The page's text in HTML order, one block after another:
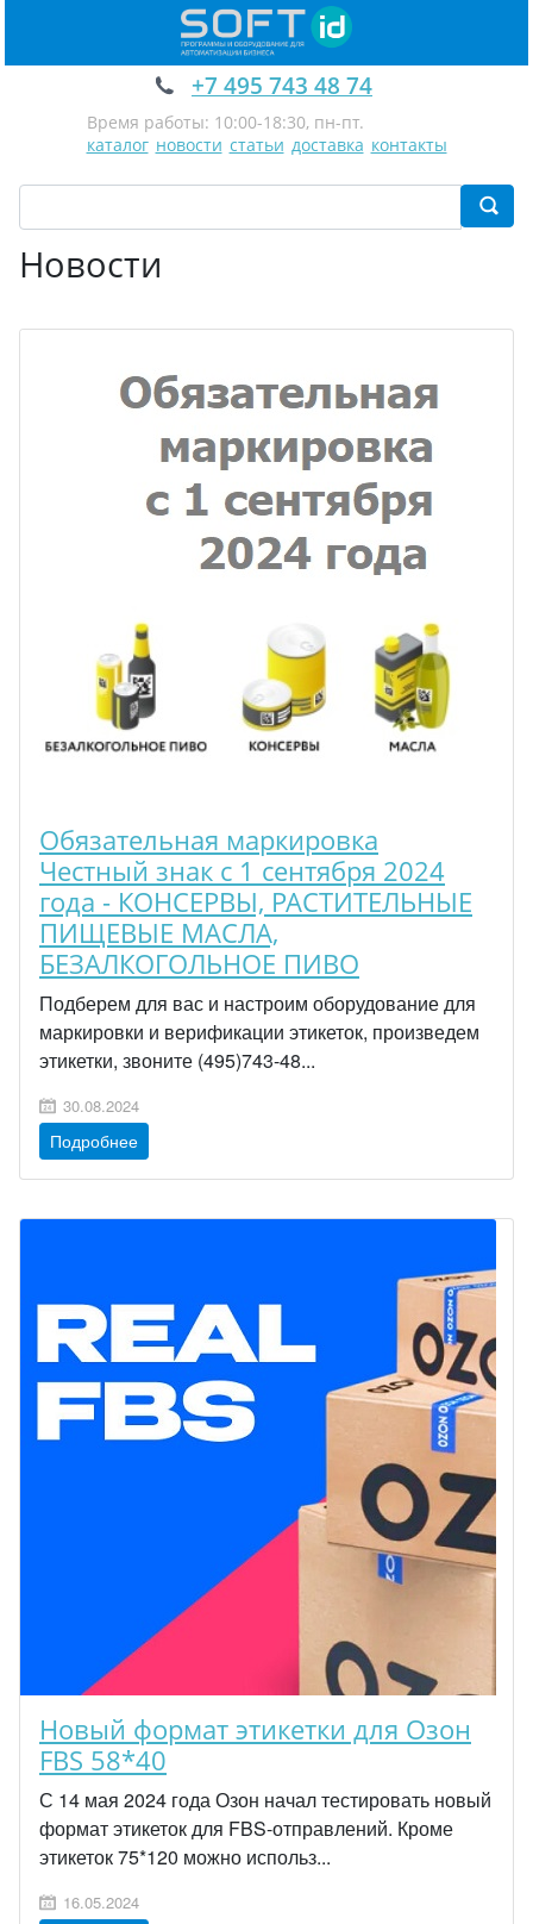
+7 495 743 48 74
Время работы: 10:00-18:30, пн-пт.
каталог новости статьи доставка контакты
Новости
Обязательная маркировка
Честный знак с 1 сентября 2024
года - КОНСЕРВЫ, РАСТИТЕЛЬНЫЕ
ПИЩЕВЫЕ МАСЛА,
БЕЗАЛКОГОЛЬНОЕ ПИВО
Подберем для вас и настроим оборудование для
маркировки и верификации этикеток, произведем
этикетки, звоните (495)743-48...
30.08.2024
Подробнее
Новый формат этикетки для Озон
FBS 58*40
С 14 мая 2024 года Озон начал тестировать новый
формат этикеток для FBS-отправлений. Кроме
этикеток 75*120 можно использ...
16.05.2024